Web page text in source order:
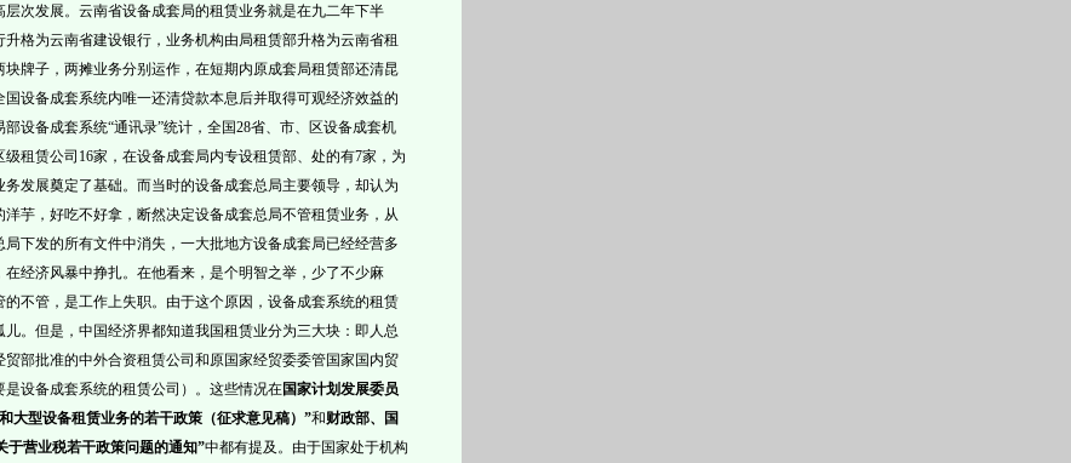
次发展。云南省设备成套局的租赁业务就是在九二年下半
格为云南省建设银行，业务机构由局租赁部升格为云南省租
牌子，两摊业务分别运作，在短期内原成套局租赁部还清昆
设备成套系统内唯一还清贷款本息后并取得可观经济效益的
设备成套系统“通讯录”统计，全国28省、市、区设备成套机
租赁公司16家，在设备成套局内专设租赁部、处的有7家，为
发展奠定了基础。而当时的设备成套总局主要领导，却认为
芋，好吃不好拿，断然决定设备成套总局不管租赁业务，从
下发的所有文件中消失，一大批地方设备成套局已经经营多
经济风暴中挣扎。在他看来，是个明智之举，少了不少麻
不管，是工作上失职。由于这个原因，设备成套系统的租赁
。但是，中国经济界都知道我国租赁业分为三大块：即人总
部批准的中外合资租赁公司和原国家经贸委委管国家国内贸
设备成套系统的租赁公司）。这些情况在国家计划发展委员
大型设备租赁业务的若干政策（征求意见稿）”和财政部、国
于营业税若干政策问题的通知”中都有提及。
由于国家处于机构